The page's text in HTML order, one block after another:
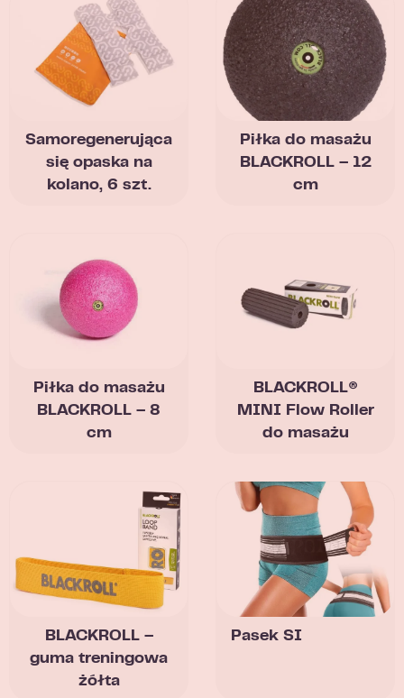
Samoregenerująca
się opaska na
kolano, 6 szt.
Piłka do masażu
BLACKROLL – 12
cm
Piłka do masażu
BLACKROLL – 8
cm
BLACKROLL®
MINI Flow Roller
do masażu
BLACKROLL –
guma treningowa
żółta
Pasek SI